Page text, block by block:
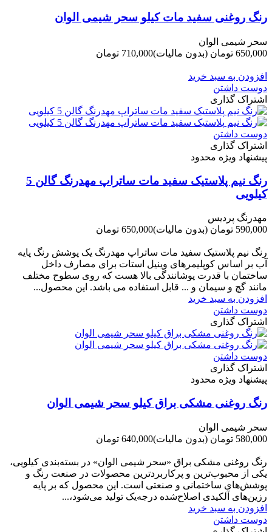
رنگ روغنی سفید مات کیلو سحر شیمی الوان
سحر شیمی الوان
650,000 تومان
(بدون مالیات)710,000 تومان
افزودن به سبد خرید
دوست داشتن
اشتراک گذاری
دوست داشتن
اشتراک گذاری
پیشنهاد ویژه محدود
رنگ نیم پلاستیک سفید مات ساتراپ مهدرنگ گالن 5
کیلویی
مهدرنگ پردیس
590,000 تومان
(بدون مالیات)650,000 تومان
رنگ نیم پلاستیک سفید مات ساتراپ مهدرنگ یک پوشش رنگ پایه
آب بر اساس کوپلیمرهای وینیل استات برای مصارف داخل
ساختمان با قدرت پوشانندگی بالا هست که روی سطوح مختلف
مانند گچ و سیمان و ... قابل استفاده می باشد. این محصول...
افزودن به سبد خرید
دوست داشتن
اشتراک گذاری
دوست داشتن
اشتراک گذاری
پیشنهاد ویژه محدود
رنگ روغنی مشکی براق کیلو سحر شیمی الوان
سحر شیمی الوان
580,000 تومان
(بدون مالیات)640,000 تومان
رنگ روغنی مشکی براق «سحر شیمی الوان» در بسته‌بندی کیلویی،
یکی از محبوب‌ترین و پرکاربردترین محصولات در صنعت رنگ و
پوشش‌های ساختمانی و صنعتی است. این محصول که بر پایه
رزین‌های آلکیدی اصلاح‌شده درجه‌یک تولید می‌شود،...
افزودن به سبد خرید
دوست داشتن